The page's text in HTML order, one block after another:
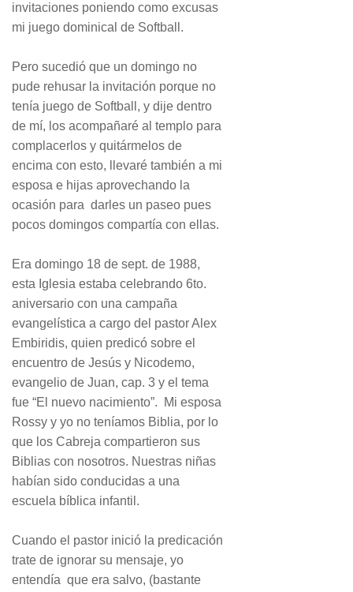
invitaciones poniendo como excusas
mi juego dominical de Softball.
Pero sucedió que un domingo no
pude rehusar la invitación porque no
tenía juego de Softball, y dije dentro
de mí, los acompañaré al templo para
complacerlos y quitármelos de
encima con esto, llevaré también a mi
esposa e hijas aprovechando la
ocasión para darles un paseo pues
pocos domingos compartía con ellas.
Era domingo 18 de sept. de 1988,
esta Iglesia estaba celebrando 6to.
aniversario con una campaña
evangelística a cargo del pastor Alex
Embiridis, quien predicó sobre el
encuentro de Jesús y Nicodemo,
evangelio de Juan, cap. 3 y el tema
fue “El nuevo nacimiento”. Mi esposa
Rossy y yo no teníamos Biblia, por lo
que los Cabreja compartieron sus
Biblias con nosotros. Nuestras niñas
habían sido conducidas a una
escuela bíblica infantil.
Cuando el pastor inició la predicación
trate de ignorar su mensaje, yo
entendía que era salvo, (bastante